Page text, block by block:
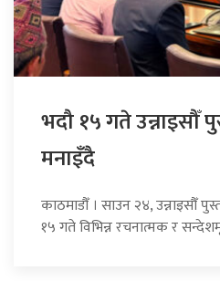
भदौ १५ गते
मनाइँदै
काठमाडौँ । साउन २४, उन्नाइसौँ
१५ गते विभिन्न रचनात्मक र